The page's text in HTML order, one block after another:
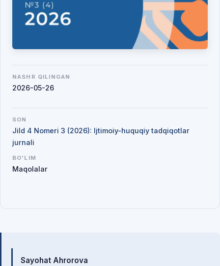
Mualliflar
Sayohat Ahrorova
NASHR QILINGAN
2026-05-26
SON
Jild 4 Nomeri 3 (2026): Ijtimoiy-huquqiy tadqiqotlar
jurnali
BO'LIM
Maqolalar